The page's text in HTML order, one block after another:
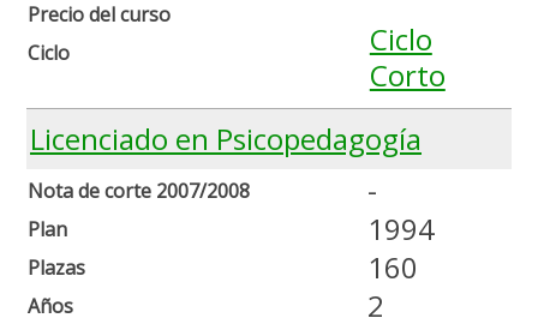
Precio del curso
Ciclo
Ciclo
Corto
Licenciado en Psicopedagogía
Nota de corte 2007/2008
Plan
Plazas
Años
-
1994
160
2